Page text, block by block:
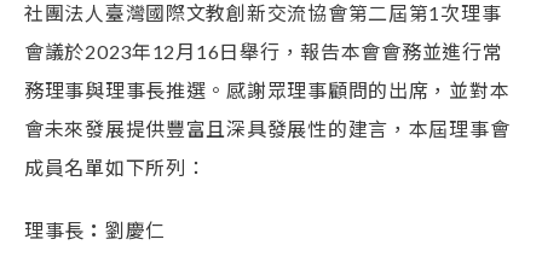
社團法人臺灣國際文教創新交流協會第二屆第1次理事
會議於2023年12月16日舉行，報告本會會務並進行常
務理事與理事長推選。感謝眾理事顧問的出席，並對本
會未來發展提供豐富且深具發展性的建言，本屆理事會
成員名單如下所列：
理事長 ： 劉慶仁